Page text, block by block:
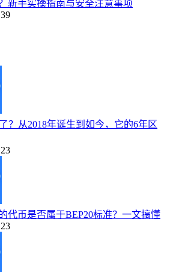
新手实操指南与安全注意事项
？从2018年诞生到如今，它的6年区
代币是否属于BEP20标准？一文搞懂